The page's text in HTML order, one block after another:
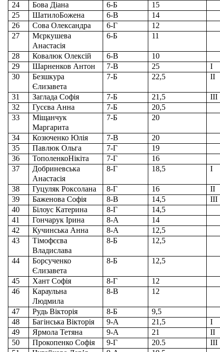
24
Бова Діана 6-Б
15
25
ШатилоБожена 6-В
14
26
Сова Олександра 6-Г
12
27
Мєркушева
Анастасія
6-Б 11
28 Ковалюк Олексій 6-В
10
29
Шарненков Антон 7-В 25
І
30
Безшкура
Єлизавета
7-Б 22,5 ІІ
31 Заглада Софія 7-Б 21,5
ІІІ
32
Гусєва Анна 7-Б
20,5
33
Міщанчук
Маргарита
7-Б 20
34 Козюченко Юлія 7-В
20
35
Павлюк Ольга 7-Г
19
36
ТополенкоНікіта 7-Г
16
37
Добриневська
Анастасія
8-Г 18,5 І
38 Гуцуляк Роксолана 8-Г 16
ІІ
39
Баженова Софія 8-В 14,5
ІІІ
40
Білоус Катерина 8-Г
14,5
41
Гончарук Ірина 8-А
14
42
Кучинська Анна 8-А
12,5
43
Тімофєєва
Владислава
8-Б 12,5
44
Борсученко
Єлизавета
8-Б 12,5
45 Хант Софія 8-Г
12
46
Караульна
Людмила
8-В 12
47 Рудь Вікторія 8-Б
9,5
48
Багінська Вікторія 9-А 21,5
І
49
Ярмола Тетяна 9-А 21 ІІ
50
Прокопенко Софія 9-Г 20.5 ІІІ